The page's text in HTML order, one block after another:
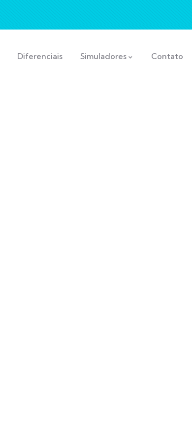
Diferenciais Simuladores Contato